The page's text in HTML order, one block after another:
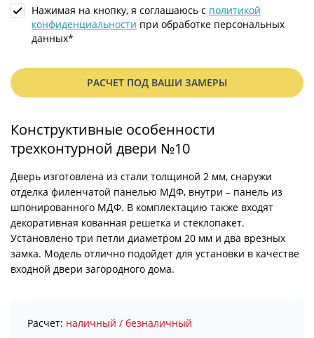
Нажимая на кнопку, я соглашаюсь с политикой
конфиденциальности при обработке персональных
данных*
РАСЧЕТ ПОД ВАШИ ЗАМЕРЫ
Конструктивные особенности
трехконтурной двери №10
Дверь изготовлена из стали толщиной 2 мм, снаружи
отделка филенчатой панелью МДФ, внутри – панель из
шпонированного МДФ. В комплектацию также входят
декоративная кованная решетка и стеклопакет.
Установлено три петли диаметром 20 мм и два врезных
замка. Модель отлично подойдет для установки в качестве
входной двери загородного дома.
Расчет: наличный / безналичный